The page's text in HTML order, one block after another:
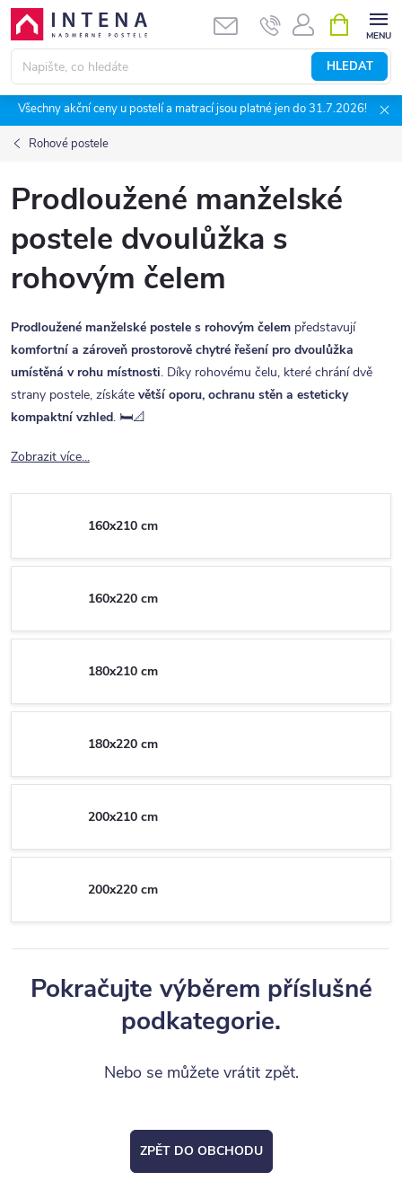
Přejít
obsah
HLEDAT
NÁKUPNÍ
KOŠÍK
Všechny akční ceny u postelí a matrací jsou platné jen do 31.7.2026!
Rohové postele
Prodloužené manželské
postele dvoulůžka s
rohovým čelem
Prodloužené manželské postele s rohovým čelem představují
komfortní a zároveň prostorově chytré řešení pro dvoulůžka
umístěná v rohu místnosti. Díky rohovému čelu, které chrání dvě
strany postele, získáte větší oporu, ochranu stěn a esteticky
kompaktní vzhled. 🛏️📐
Zobrazit více...
160x210 cm
160x220 cm
180x210 cm
180x220 cm
200x210 cm
200x220 cm
Pokračujte výběrem příslušné
podkategorie.
Nebo se můžete vrátit zpět.
ZPĚT DO OBCHODU